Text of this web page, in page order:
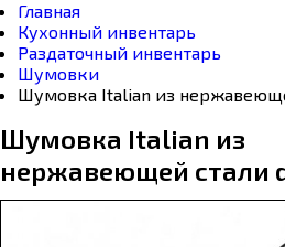
Главная
Кухонный инвентарь
Раздаточный инвентарь
Шумовки
Шумовка Italian из
Шумовка Italian из
нержавеющей стали